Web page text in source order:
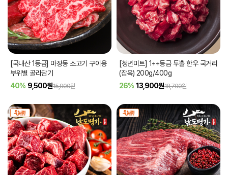
[국내산 1등급] 마장동 소고기 구이용
부위별 골라담기
40% 9,500원15,900원
[청년미트] 1++등급 투뿔 한우 국거리
(잡육) 200g/400g
26% 13,900원18,700원